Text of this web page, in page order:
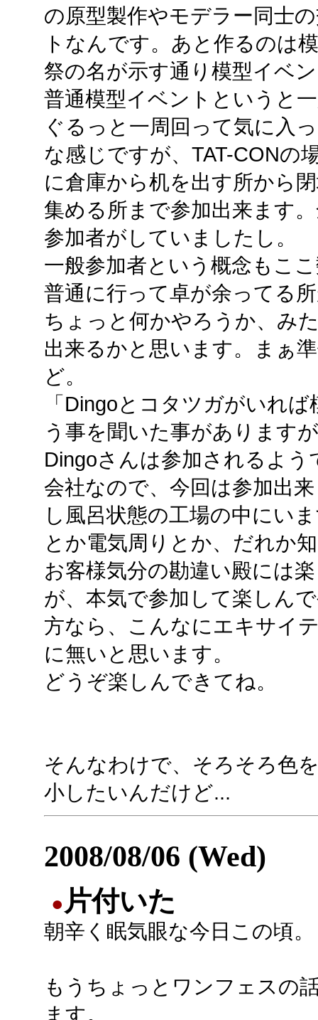
の原型製作やモデラー同士
トなんです。あと作るのは
祭の名が示す通り模型イベ
普通模型イベントというと
ぐるっと一周回って気に入
な感じですが、TAT-CONの
に倉庫から机を出す所から
集める所まで参加出来ます
参加者がしていましたし。
一般参加者という概念もこ
普通に行って卓が余ってる
ちょっと何かやろうか、み
出来るかと思います。まぁ
ど。
「Dingoとコタツガがいれ
う事を聞いた事があります
Dingoさんは参加されるよ
会社なので、今回は参加出
し風呂状態の工場の中にい
とか電気周りとか、だれか
お客様気分の勘違い殿には
が、本気で参加して楽しん
方なら、こんなにエキサイ
に無いと思います。
どうぞ楽しんできてね。
そんなわけで、そろそろ色
小したいんだけど...
2008/08/06 (Wed)
● 片付いた
朝辛く眠気眼な今日この頃。
もうちょっとワンフェスの
ます。